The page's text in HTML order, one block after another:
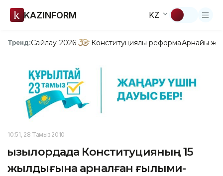
KAZINFORM KZ
Тренд:Сайлау-2026 Конституциялық реформаАрнайы
10:51, 28 Тамыз 2010
Қызылордада Конституцияның 15
жылдығына арналған ғылыми-